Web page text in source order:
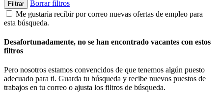
Filtrar
Borrar filtros
Me gustaría recibir por correo nuevas ofertas de empleo para
esta búsqueda.
Desafortunadamente, no se han encontrado vacantes con estos
filtros
Pero nosotros estamos convencidos de que tenemos algún puesto
adecuado para ti. Guarda tu búsqueda y recibe nuevos puestos de
trabajos en tu correo o ajusta los filtros de búsqueda.